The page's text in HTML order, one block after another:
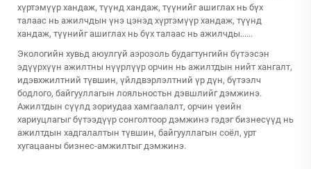
хүртэмүүр хандаж, түүнд хандаж, түүнийг ашиглах нь бүх
талаас нь ажилчдын үнэ цэнэд хүртэмүүр хандаж, түүнд
хандаж, түүнийг ашиглах нь бүх талаас нь ажилчды......
Экологийн хувьд аюулгүй аэрозоль будагтунгийн бүтээсэн
эдүүрхүүн ажилтны нүүрлүүр орчин нь ажилтдын нийт хангалт,
идэвхжилтний түвшин, үйлдвэрлэлтний үр дүн, бүтээлч
бодлого, байгууллагын лояльностьн дэвшлийг дэмжинэ.
Ажилтдын сүүлд зориудаа хамгаалалт, орчин үеийн
хариуцлагыг бүтээдүүр сонголтоор дэмжинэ гэдэг бизнесүүд нь
ажилтдын хадгалалтын түвшин, байгууллагын соёл, урт
хугацааны бизнес-амжилтыг дэмжинэ.